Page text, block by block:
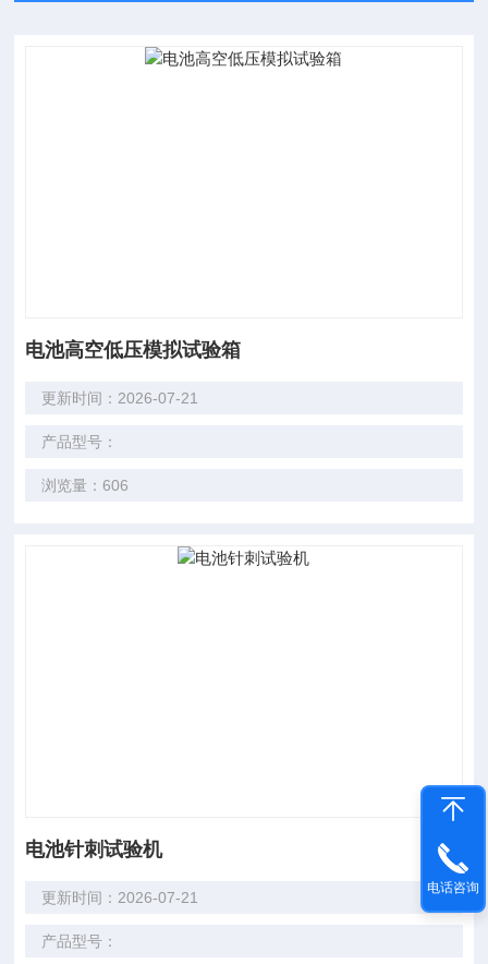
电池高空低压模拟试验箱
更新时间：2026-07-21
产品型号：
浏览量：606
电池针刺试验机
更新时间：2026-07-21
产品型号：
电话咨询